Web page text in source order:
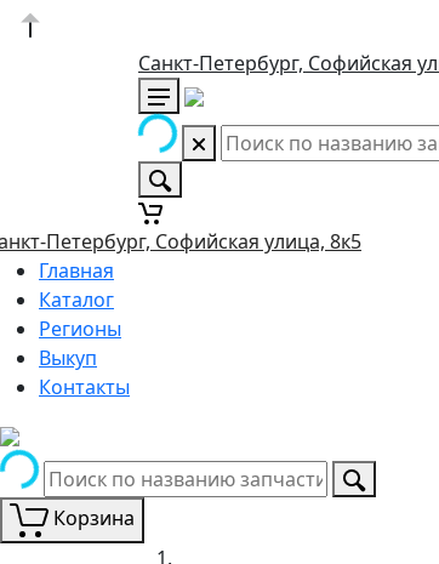
Санкт-Петербург, Софийская
Петербург, Софийская улица, 8к5
Главная
Каталог
Регионы
Выкуп
Контакты
Корзина